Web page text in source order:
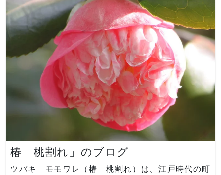
cmで、紫褐色地に淡紫褐色と白のストライプが入
り
椿「桃割れ」のブログ
ツバキ モモワレ（椿 桃割れ）は、江戸時代の町